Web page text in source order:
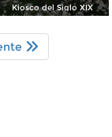
Kiosco del Siglo XIX